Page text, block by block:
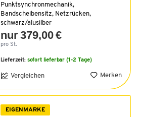
Punktsynchronmechanik,
Bandscheibensitz, Netzrücken,
schwarz/alusilber
nur 379,00 €
pro St.
Lieferzeit: sofort lieferbar (1-2 Tage)
Vergleichen Merken
EIGENMARKE